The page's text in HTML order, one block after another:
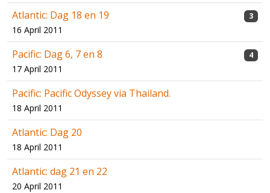
Atlantic: Dag 18 en 19
16 April 2011
3
Pacific: Dag 6, 7 en 8
17 April 2011
4
Pacific: Pacific Odyssey via Thailand.
18 April 2011
Atlantic: Dag 20
18 April 2011
Atlantic: dag 21 en 22
20 April 2011